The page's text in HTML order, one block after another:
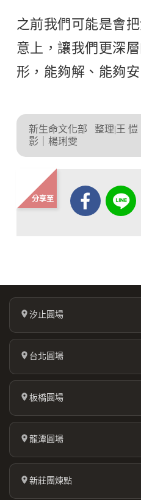
之前我們可能是會
意上，讓我們更深
形，能夠解、能夠
新生命文化部
整理|王
影｜楊琍雯
分享至
汐止圓場
台北圓場
板橋圓場
龍潭圓場
新莊團煉點